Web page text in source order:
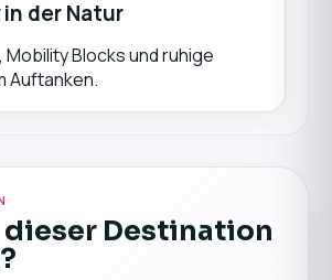
der Natur
Mobility Blocks und ruhige
Auftanken.
dieser Destination